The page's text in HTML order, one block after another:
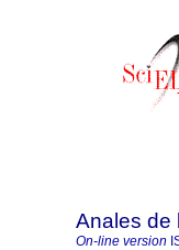
Anales de
On-line version